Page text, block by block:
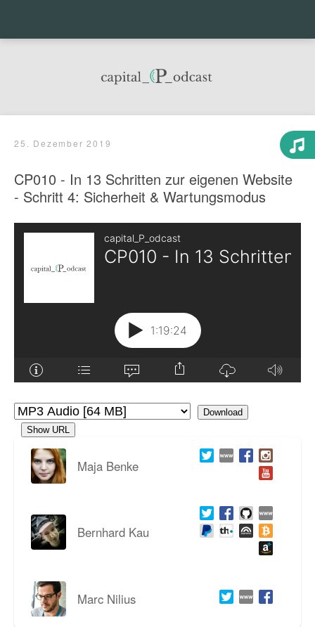
25. Dezember 2019
CP010 - In 13 Schritten zur eigenen Website
- Schritt 4: Sicherheit & Wartungsmodus
Download
Show URL
Maja Benke
Bernhard Kau
Marc Nilius